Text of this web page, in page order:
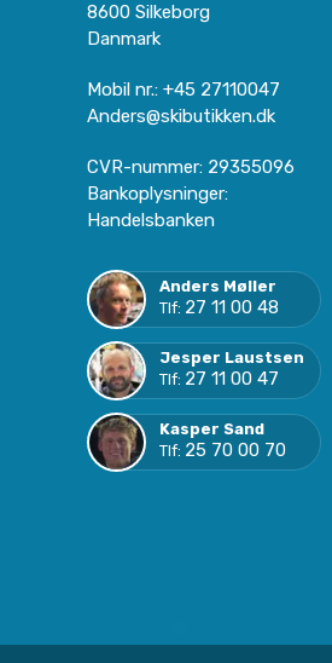
8600 Silkeborg
Danmark
Mobil nr.: +45 27110047
Anders@skibutikken.dk
CVR-nummer: 29355096
Bankoplysninger:
Handelsbanken
Anders Møller
Tlf: 27 11 00 48
Jesper Laustsen
Tlf: 27 11 00 47
Kasper Sand
Tlf: 25 70 00 70